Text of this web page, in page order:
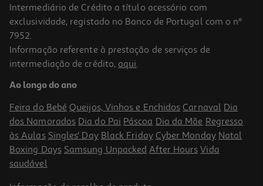
-10%
Livro Um Amigo De Presente De Victor D. O. Santos
12.56 €/un
PVP de editor
12,56 €
Intermediário de Crédito a título acessório com
exclusividade, registado no Banco de Portugal com o nº
7952.
Informação referente à prestação de serviços de
intermediação de crédito, aqui.
Ao longo do ano
Feira do Bebé Queijos, Vinhos e Enchidos Carnaval Dia
dos Namorados Dia do Pai Páscoa Dia da Mãe Regresso
às Aulas Singles' Day Black Friday Cyber Monday Natal
Boxing Days Samsung Unpacked After Hours Vida
saudável